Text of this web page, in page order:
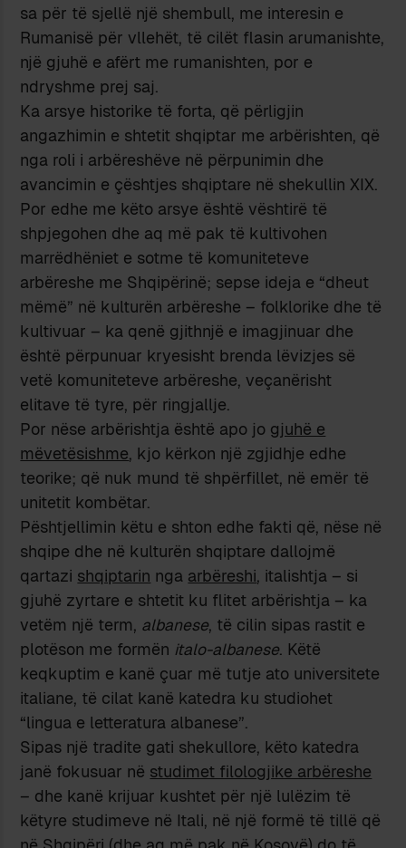
sa për të sjellë një shembull, me interesin e
Rumanisë për vllehët, të cilët flasin arumanishte,
një gjuhë e afërt me rumanishten, por e
ndryshme prej saj.
Ka arsye historike të forta, që përligjin
angazhimin e shtetit shqiptar me arbërishten, që
nga roli i arbëreshëve në përpunimin dhe
avancimin e çështjes shqiptare në shekullin XIX.
Por edhe me këto arsye është vështirë të
shpjegohen dhe aq më pak të kultivohen
marrëdhëniet e sotme të komuniteteve
arbëreshe me Shqipërinë; sepse ideja e “dheut
mëmë” në kulturën arbëreshe – folklorike dhe të
kultivuar – ka qenë gjithnjë e imagjinuar dhe
është përpunuar kryesisht brenda lëvizjes së
vetë komuniteteve arbëreshe, veçanërisht
elitave të tyre, për ringjallje.
Por nëse arbërishtja është apo jo gjuhë e
mëvetësishme, kjo kërkon një zgjidhje edhe
teorike; që nuk mund të shpërfillet, në emër të
unitetit kombëtar.
Pështjellimin këtu e shton edhe fakti që, nëse në
shqipe dhe në kulturën shqiptare dallojmë
qartazi shqiptarin nga arbëreshi, italishtja – si
gjuhë zyrtare e shtetit ku flitet arbërishtja – ka
vetëm një term, albanese, të cilin sipas rastit e
plotëson me formën italo-albanese. Këtë
keqkuptim e kanë çuar më tutje ato universitete
italiane, të cilat kanë katedra ku studiohet
“lingua e letteratura albanese”.
Sipas një tradite gati shekullore, këto katedra
janë fokusuar në studimet filologjike arbëreshe
– dhe kanë krijuar kushtet për një lulëzim të
këtyre studimeve në Itali, në një formë të tillë që